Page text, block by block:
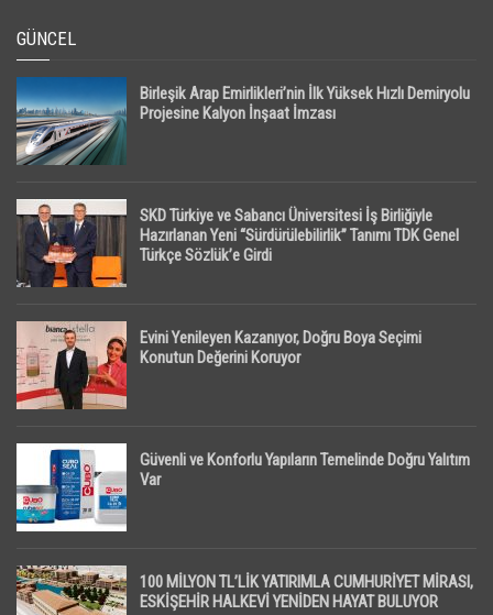
GÜNCEL
Birleşik Arap Emirlikleri’nin İlk Yüksek Hızlı Demiryolu
Projesine Kalyon İnşaat İmzası
SKD Türkiye ve Sabancı Üniversitesi İş Birliğiyle
Hazırlanan Yeni “Sürdürülebilirlik” Tanımı TDK Genel
Türkçe Sözlük’e Girdi
Evini Yenileyen Kazanıyor, Doğru Boya Seçimi
Konutun Değerini Koruyor
Güvenli ve Konforlu Yapıların Temelinde Doğru Yalıtım
Var
100 MİLYON TL’LİK YATIRIMLA CUMHURİYET MİRASI,
ESKİŞEHİR HALKEVİ YENİDEN HAYAT BULUYOR